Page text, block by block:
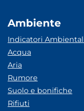
Ambiente
Indicatori
Acqua
Aria
Rumore
Suolo e bonifiche
Rifiuti